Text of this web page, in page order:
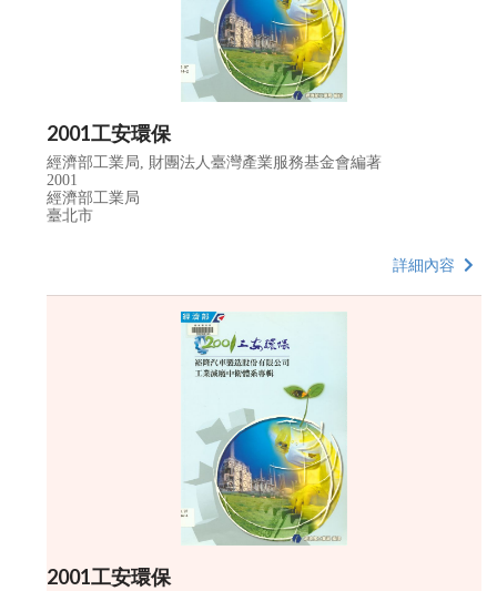
2001工安環保
經濟部工業局, 財團法人臺灣產業服務基金會編著
2001
經濟部工業局
臺北市
詳細內容
2001工安環保